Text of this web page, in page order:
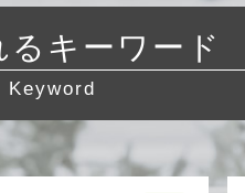
キーワード
Keyword